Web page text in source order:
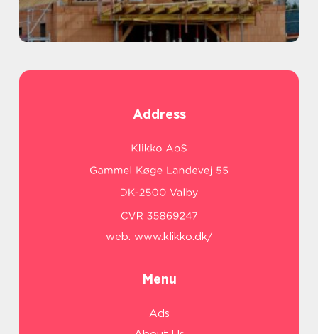
Address
web: www.klikko.dk/
Menu
Ads